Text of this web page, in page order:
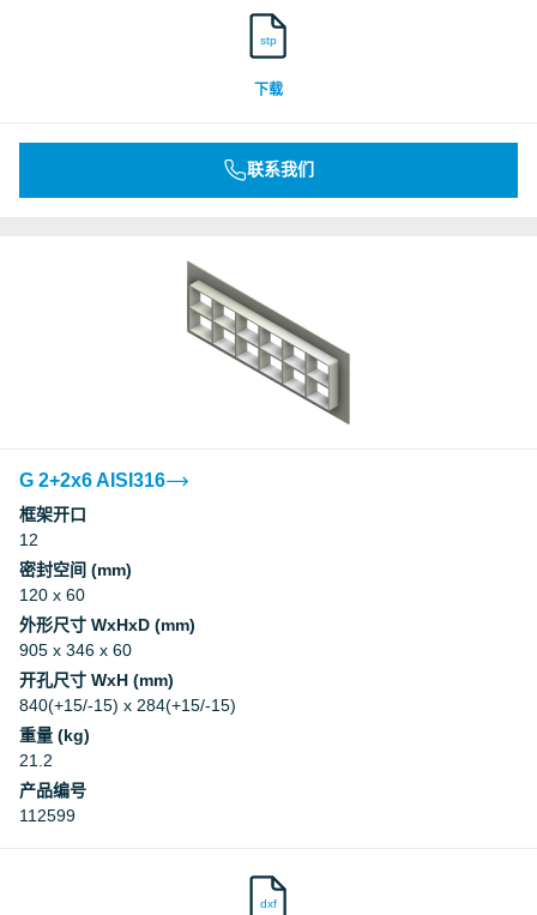
stp
下载
联系我们
G 2+2x6 AISI316
框架开口
12
密封空间 (mm)
120 x 60
外形尺寸 WxHxD (mm)
905 x 346 x 60
开孔尺寸 WxH (mm)
840(+15/-15) x 284(+15/-15)
重量 (kg)
21.2
产品编号
112599
dxf